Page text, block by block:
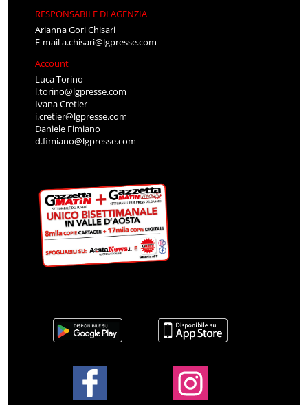
RESPONSABILE DI AGENZIA
Arianna Gori Chisari
E-maila.chisari@lgpresse.com
Account
Luca Torino
l.torino@lgpresse.com
Ivana Cretier
i.cretier@lgpresse.com
Daniele Fimiano
d.fimiano@lgpresse.com